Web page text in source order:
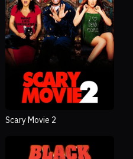
Scary Movie 2